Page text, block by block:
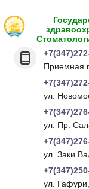
Приемная
ул.
ул. Пр.
ул. Заки
ул.